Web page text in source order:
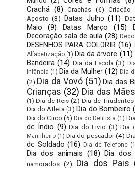
Crachá (8) Crachás (6) Criação
Agosto (3) Datas Julho (11)
Maio
(9) Datas Março (15)
Decoração sala de aula (28)
DESENHOS PARA COLORIR (16)
Alfabetização (1) Dia da árvore (11)
Bandeira (14) Dia da Escola (3)
Infância (1) Dia da Mulher (12) Dia
(2) Dia da Vovó (51) Dia das
Crianças (32) Dia das Mães
(1) Dia de Reis (2) Dia de Tiradentes
Dia do Atleta (3) Dia do Bombeiro
Dia do Circo (6) Dia do Dentista (1)
do Índio (9) Dia do Livro (3) Dia
Marinheiro (1) Dia do pescador (4)
do Soldado (16) Dia do Telefone
Dia dos animais (18) Dia dos
namorados (2) Dia dos Pais